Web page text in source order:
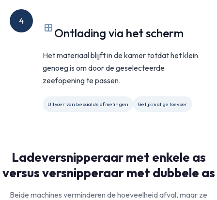
4
Ontlading via het scherm
Het materiaal blijft in de kamer totdat het klein
genoeg is om door de geselecteerde
zeefopening te passen.
Uitvoer van bepaalde afmetingen Gelijkmatige toevoer
Ladeversnipperaar met enkele as
versus versnipperaar met dubbele as
Beide machines verminderen de hoeveelheid afval, maar ze